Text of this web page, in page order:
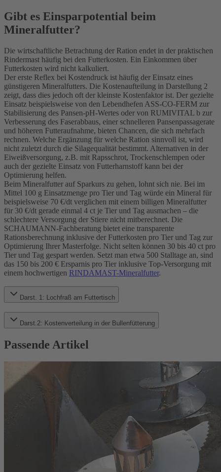
Gibt es Einsparpotential beim
Mineralfutter?
Die wirtschaftliche Betrachtung der Ration endet in der praktischen
Rindermast häufig bei den Futterkosten. Ein Einkommen über
Futterkosten wird nicht kalkuliert.
Der erste Reflex bei Kostendruck ist häufig der Einsatz eines
günstigeren Mineralfutters. Die Kostenaufteilung in Darstellung 2
zeigt, dass dies jedoch oft der kleinste Kostenfaktor ist. Der gezielte
Einsatz beispielsweise von den Lebendhefen ASS-CO-FERM zur
Stabilisierung des Pansen-pH-Wertes oder von RUMIVITAL b zur
Verbesserung des Faserabbaus, einer schnelleren Pansenpassagerate
und höheren Futteraufnahme, bieten Chancen, die sich mehrfach
rechnen. Welche Ergänzung für welche Ration sinnvoll ist, wird
nicht zuletzt durch die Silagequalität bestimmt. Alternativen in der
Eiweißversorgung, z.B. mit Rapsschrot, Trockenschlempen oder
auch der gezielte Einsatz von Futterharnstoff kann bei der
Optimierung helfen.
Beim Mineralfutter auf Sparkurs zu gehen, lohnt sich nie. Bei im
Mittel 100 g Einsatzmenge pro Tier und Tag würde ein Mineral für
beispielsweise 70 €/dt verglichen mit einem billigen Mineralfutter
für 30 €/dt gerade einmal 4 ct je Tier und Tag ausmachen – die
schlechtere Versorgung der Stiere nicht mitberechnet. Die
SCHAUMANN-Fachberatung bietet eine transparente
Rationsberechnung inklusive der Futterkosten pro Tier und Tag zur
Optimierung Ihrer Masterfolge. Nicht selten können 30 bis 40 ct pro
Tier und Tag gespart werden. Setzt man etwa 500 Stalltage an, sind
das 150 bis 200 € Ersparnis pro Tier inklusive Top-Versorgung mit
einem hochwertigen RINDAMAST-Mineralfutter.
Darst. 1: Lochfraß am Futtertisch
Darst.2: Kostenverteilung in der Bullenfütterung
Passende Artikel